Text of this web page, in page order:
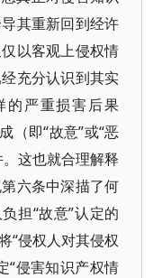
其重新回到经许
以客观上侵权情
充分认识到其实
的严重损害后果
（即“故意”或“恶
这也就合理解释
六条中深描了何
担“故意”认定的
“侵权人对其侵权
“侵害知识产权情